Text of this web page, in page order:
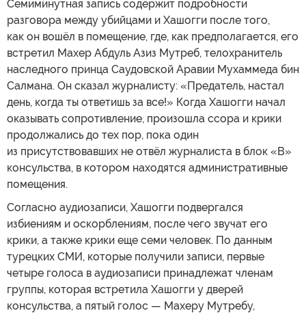
Семиминутная запись содержит подробности
разговора между убийцами и Хашогги после того,
как он вошёл в помещение, где, как предполагается, его
встретил Махер Абдуль Азиз Мутреб, телохранитель
наследного принца Саудовской Аравии Мухаммеда бин
Салмана. Он сказал журналисту: «Предатель, настал
день, когда ты ответишь за все!» Когда Хашогги начал
оказывать сопротивление, произошла ссора и крики
продолжались до тех пор, пока один
из присутствовавших не отвёл журналиста в блок «B»
консульства, в котором находятся административные
помещения.
Согласно аудиозаписи, Хашогги подвергался
избиениям и оскорблениям, после чего звучат его
крики, а также крики еще семи человек. По данным
турецких СМИ, которые получили записи, первые
четыре голоса в аудиозаписи принадлежат членам
группы, которая встретила Хашогги у дверей
консульства, а пятый голос — Махеру Мутребу,